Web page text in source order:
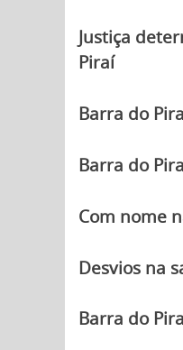
Justiça
Piraí
Barra do
Barra do
Com nome
Desvios na
Barra do